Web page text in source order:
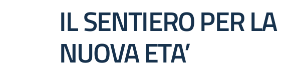
IL SENTIERO PER LA
NUOVA ETA’